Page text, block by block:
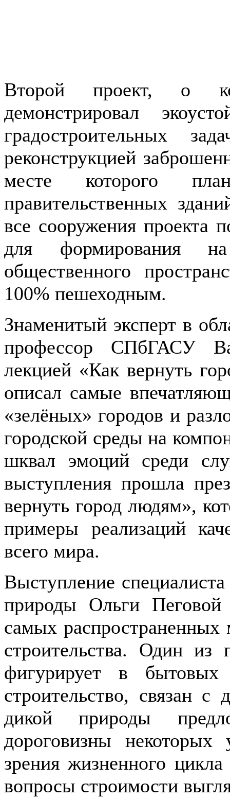
Второй проект, о
демонстрировал
градостроительных
реконструкцией
месте которого
правительственных
все сооружения проекта
для формирования на
общественного
100% пешеходным.
Знаменитый эксперт в
профессор СПбГАСУ
лекцией «Как вернуть
описал самые
«зелёных» городов и
городской среды на
шквал эмоций среди
выступления прошла
вернуть город людям»,
примеры реализаций
всего мира.
Выступление
природы Ольги
самых распространенных
строительства. Один из
фигурирует в бытовых
строительство, связан
дикой природы
дороговизны
зрения жизненного
вопросы строимости